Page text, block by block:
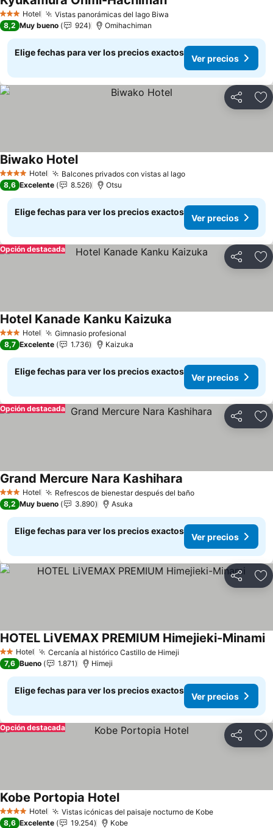
3 Estrellas
Hotel Vistas panorámicas del lago Biwa
Ver precios
8,2 Muy bueno 924 Omihachiman
Elige fechas para ver los precios exactos
Ver precios
Compartir
4 EstrellasHotel Balcones privados con vistas al lagoVer precios
Biwako HotelVer precios
8,6 Excelente 8.526 Otsu
Elige fechas para ver los precios exactos
Ver precios
Compartir
Opción destacada
3 Estrellas
Hotel Gimnasio profesional
Hotel Kanade Kanku Kaizuka
8,7 Excelente 1.736 Kaizuka
Elige fechas para ver los precios exactos
Ver precios
Compartir
Opción destacada
3 Estrellas
Hotel Refrescos de bienestar después del bañoVer precios
Grand Mercure Nara Kashihara
8,2 Muy bueno 3.890 Asuka
Elige fechas para ver los precios exactos
Ver precios
Compartir
2 Estrellas
Hotel Cercanía al histórico Castillo de Himeji
HOTEL LiVEMAX PREMIUM Himejieki-Minami
7,6 Bueno 1.871 Himeji
Elige fechas para ver los precios exactos
Ver precios
Compartir
Opción destacada
4 EstrellasHotel Vistas icónicas del paisaje nocturno de KobeVer precios
Kobe Portopia HotelVer precios
8,6 Excelente 19.254 Kobe